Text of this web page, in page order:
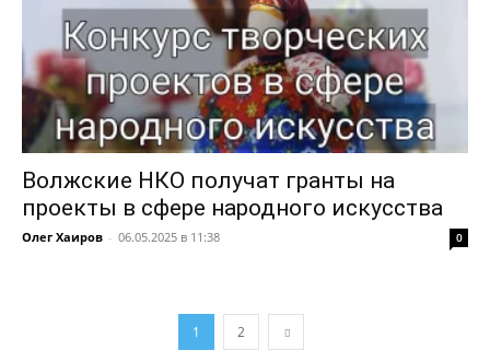
Волжские НКО получат гранты на
проекты в сфере народного искусства
Олег Хаиров - 06.05.2025 в 11:38 0
1 2